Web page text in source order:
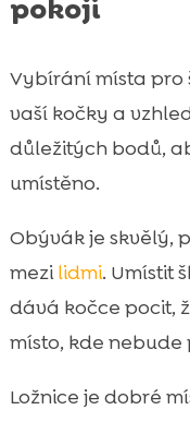
pokoji
Vybírání místa pro
vaší kočky a
důležitých bodů,
umístěno.
Obývák je skvělý,
mezilidmi. Umístit
dává kočce pocit,
místo, kde
Ložnice je dobré